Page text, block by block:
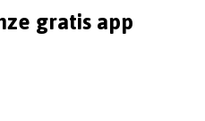
gratis app